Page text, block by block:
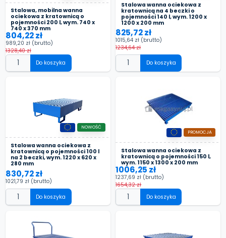
Stalowa, mobilna wanna
ociekowa z kratownicą o
pojemności 200 l, wym. 740 x
740 x 370 mm
804,22 zł
989,20 zł (brutto)
1328,40 zł
Do koszyka
Stalowa wanna ociekowa z
kratownicą na 4 beczki o
pojemności 140 l, wym. 1200 x
1200 x 200 mm
825,72 zł
1015,64 zł (brutto)
1234,64 zł
Do koszyka
Stalowa wanna ociekowa z
kratownicą o pojemności 100 l
na 2 beczki, wym. 1220 x 620 x
280 mm
NOWOŚĆ
830,72 zł
1021,79 zł (brutto)
Do koszyka
Stalowa wanna ociekowa z
kratownicą o pojemności 150 l,
wym. 1150 x 1300 x 200 mm
PROMOCJA
1006,25 zł
1237,69 zł (brutto)
1654,32 zł
Do koszyka